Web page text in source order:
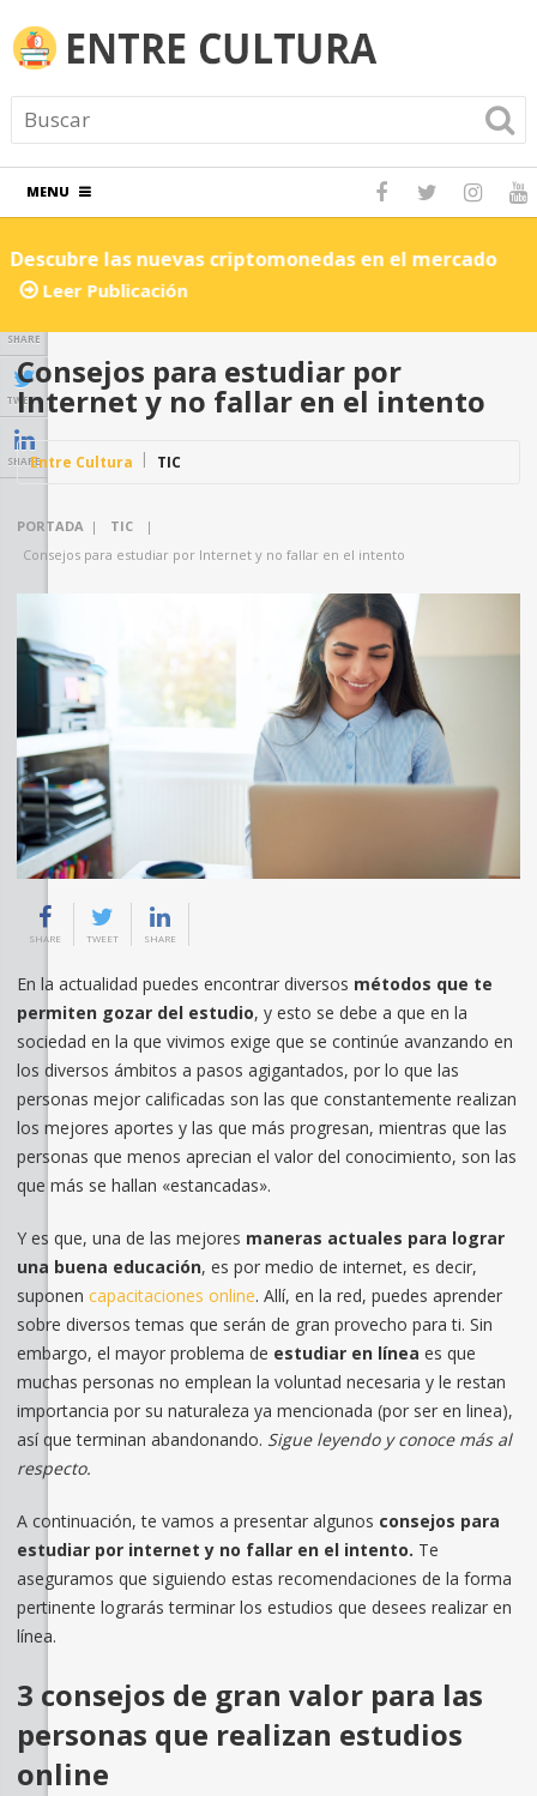
MENU
Descubre las nuevas criptomonedas en el mercado
Leer Publicación
SHARE
TWEET
SHARE
Consejos para estudiar por
Internet y no fallar en el intento
Entre Cultura TIC
PORTADA | TIC
|
Consejos para estudiar por Internet y no fallar en el intento
SHARE TWEET SHARE
En la actualidad puedes encontrar diversos métodos que te
permiten gozar del estudio, y esto se debe a que en la
sociedad en la que vivimos exige que se continúe avanzando en
los diversos ámbitos a pasos agigantados, por lo que las
personas mejor calificadas son las que constantemente realizan
los mejores aportes y las que más progresan, mientras que las
personas que menos aprecian el valor del conocimiento, son las
que más se hallan «estancadas».
Y es que, una de las mejores maneras actuales para lograr
una buena educación, es por medio de internet, es decir,
suponen capacitaciones online. Allí, en la red, puedes aprender
sobre diversos temas que serán de gran provecho para ti. Sin
embargo, el mayor problema de estudiar en línea es que
muchas personas no emplean la voluntad necesaria y le restan
importancia por su naturaleza ya mencionada (por ser en linea),
así que terminan abandonando. Sigue leyendo y conoce más al
respecto.
A continuación, te vamos a presentar algunos consejos para
estudiar por internet y no fallar en el intento. Te
aseguramos que siguiendo estas recomendaciones de la forma
pertinente lograrás terminar los estudios que desees realizar en
línea.
3 consejos de gran valor para las
personas que realizan estudios
online